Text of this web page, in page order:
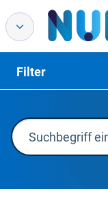
Filter